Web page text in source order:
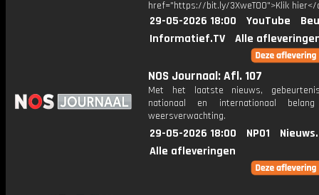
href="https://bit.ly/3XweTO0">Klik hier</
29-05-2026 18:00 YouTube
Informatief.TV
Alle
NOS Journaal: Afl. 107
Met het laatste nieuws,
nationaal en internationaal
weersverwachting.
29-05-2026 18:00 NPO1
Alle afleveringen